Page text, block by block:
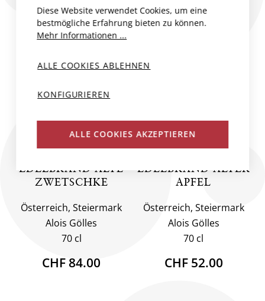
EDELBRAND ALTE
ZWETSCHKE
Österreich, Steiermark
Alois Gölles
70 cl
CHF 84.00
EDELBRAND ALTER
APFEL
Österreich, Steiermark
Alois Gölles
70 cl
CHF 52.00
Diese Website verwendet Cookies, um eine
bestmögliche Erfahrung bieten zu können.
Mehr Informationen ...
ALLE COOKIES ABLEHNEN
KONFIGURIEREN
ALLE COOKIES AKZEPTIEREN